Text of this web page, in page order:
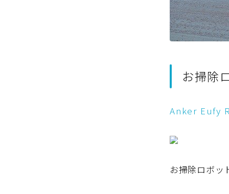
お掃除
Anker Eufy
お掃除ロボッ